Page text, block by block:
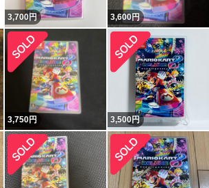
3,700円 3,600円
3,750円 3,500円